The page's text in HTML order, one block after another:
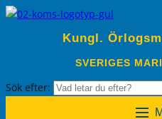
Kungl.
SVERIGES
Sök efter: